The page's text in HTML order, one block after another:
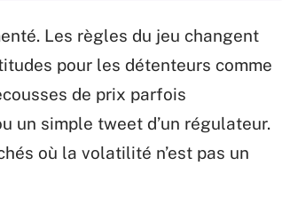
Les règles du jeu changent
pour les détenteurs comme
de prix parfois
un simple tweet d’un régulateur.
où la volatilité n’est pas un